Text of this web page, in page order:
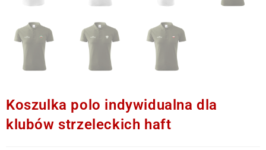
Koszulka polo indywidualna dla
klubów strzeleckich haft